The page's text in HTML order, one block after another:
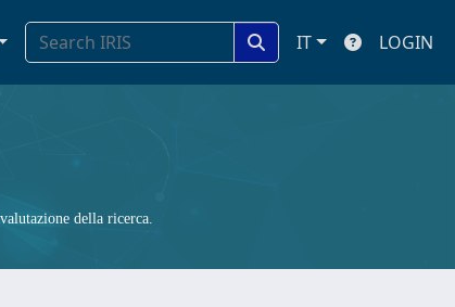
IT LOGIN
della ricerca.